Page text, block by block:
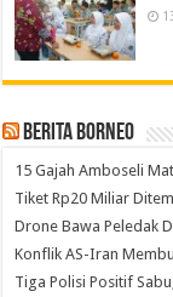
Berita Borneo
15 Gajah Amboseli
Tiket Rp20 Miliar
Drone Bawa Peledak
Konflik AS-Iran
Tiga Polisi Positif